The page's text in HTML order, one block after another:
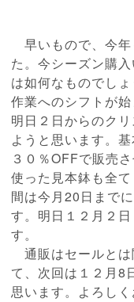
早いもので、今年
た。今シーズン購
は如何なものでし
作業へのシフトが
明日２日からのク
ようと思います。
３０％OFFで販売
使った見本鉢も全
間は今月20日まで
す。明日１２月２
す。
通販はセールとは
て、次回は１２月8
思います。よろしく